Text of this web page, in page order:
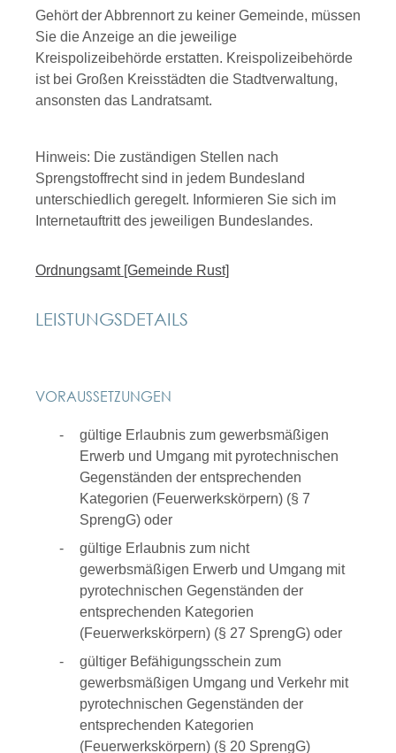
Gehört der Abbrennort zu keiner Gemeinde, müssen
Sie die Anzeige an die jeweilige
Kreispolizeibehörde erstatten. Kreispolizeibehörde
ist bei Großen Kreisstädten die Stadtverwaltung,
ansonsten das Landratsamt.
Hinweis: Die zuständigen Stellen nach
Sprengstoffrecht sind in jedem Bundesland
unterschiedlich geregelt. Informieren Sie sich im
Internetauftritt des jeweiligen Bundeslandes.
Ordnungsamt [Gemeinde Rust]
LEISTUNGSDETAILS
VORAUSSETZUNGEN
gültige Erlaubnis zum gewerbsmäßigen
Erwerb und Umgang mit pyrotechnischen
Gegenständen der entsprechenden
Kategorien (Feuerwerkskörpern) (§ 7
SprengG) oder
gültige Erlaubnis zum nicht
gewerbsmäßigen Erwerb und Umgang mit
pyrotechnischen Gegenständen der
entsprechenden Kategorien
(Feuerwerkskörpern) (§ 27 SprengG) oder
gültiger Befähigungsschein zum
gewerbsmäßigen Umgang und Verkehr mit
pyrotechnischen Gegenständen der
entsprechenden Kategorien
(Feuerwerkskörpern) (§ 20 SprengG)